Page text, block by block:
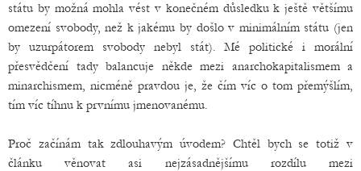
státu by možná mohla vést v konečném důsledku k ještě většímu
omezení svobody, než k jakému by došlo v minimálním státu (jen
by uzurpátorem svobody nebyl stát). Mé politické i morální
přesvědčení tady balancuje někde mezi anarchokapitalismem a
minarchismem, nicméně pravdou je, že čím víc o tom přemýšlím,
tím víc tíhnu k prvnímu jmenovanému.
Proč začínám tak zdlouhavým úvodem? Chtěl bych se totiž v
článku věnovat asi nejzásadnějšímu rozdílu mezi